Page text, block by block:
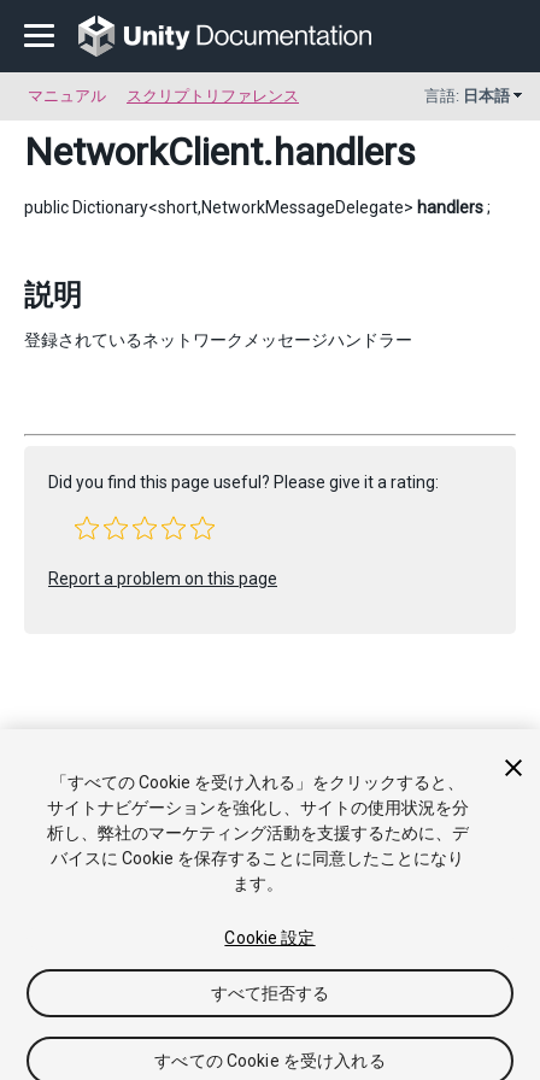
マニュアル スクリプトリファレンス 言語: 日本語
NetworkClient.handlers
public Dictionary<short,NetworkMessageDelegate> handlers;
説明
登録されているネットワークメッセージハンドラー
Did you find this page useful? Please give it a rating:
Report a problem on this page
チュートリアル
Answers ナレッジベース フォーラム
ットストア
商標と利用規約 法律関連
プライバシーポリシー
クッキー
私の個人情報を販売または共有しない
Cookie 優先設定
「すべての Cookie を受け入れる」をクリックすると、
サイトナビゲーションを強化し、サイトの使用状況を分
析し、弊社のマーケティング活動を支援するために、デ
バイスに Cookie を保存することに同意したことになり
ます。
Cookie 設定
すべて拒否する
すべての Cookie を受け入れる